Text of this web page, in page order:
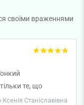
своїми враженнями
те, що
лікування
Станіславівна